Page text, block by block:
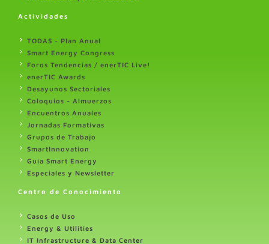
Actividades
TODAS - Plan Anual
Smart Energy Congress
Foros Tendencias / enerTIC Live!
enerTIC Awards
Desayunos Sectoriales
Coloquios - Almuerzos
Encuentros Anuales
Jornadas Formativas
Grupos de Trabajo
SmartInnovation
Guia Smart Energy
Especiales y Newsletter
Centro de Conocimiento
Casos de Uso
Energy & Utilities
IT Infrastructure & Data Center